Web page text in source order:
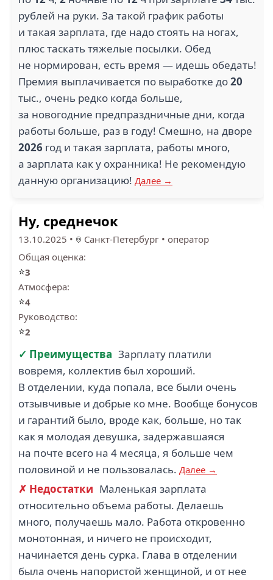
рублей на руки. За такой график работы
и такая зарплата, где надо стоять на ногах,
плюс таскать тяжелые посылки. Обед
не нормирован, есть время — идешь обедать!
Премия выплачивается по выработке до20
тыс., очень редко когда больше,
за новогодние предпраздничные дни, когда
работы больше, раз в году! Смешно, на дворе
2026 год и такая зарплата, работы много,
а зарплата как у охранника! Не рекомендую
данную организацию! Далее →
Ну, среднечок
13.10.2025 • Санкт-Петербург • оператор
Общая оценка:
⭐3
Атмосфера:
⭐4
Руководство:
⭐2
✓ Преимущества Зарплату платили
вовремя, коллектив был хороший.
В отделении, куда попала, все были очень
отзывчивые и добрые ко мне. Вообще бонусов
и гарантий было, вроде как, больше, но так
как я молодая девушка, задержавшаяся
на почте всего на 4 месяца, я больше чем
половиной и не пользовалась. Далее →
✗ Недостатки Маленькая зарплата
относительно объема работы. Делаешь
много, получаешь мало. Работа откровенно
монотонная, и ничего не происходит,
начинается день сурка. Глава в отделении
была очень напористой женщиной, и от нее